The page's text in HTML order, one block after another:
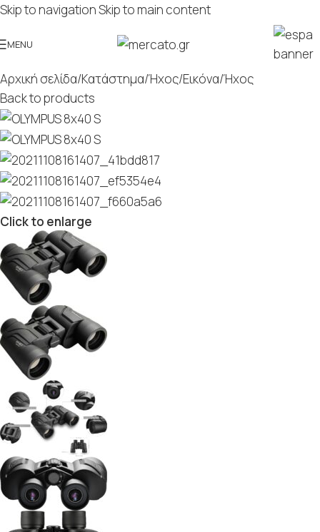
Skip to navigationSkip to main content
MENU
Αρχική σελίδα/Κατάστημα/Ήχος/Εικόνα/Ήχος
Back to products
Click to enlarge